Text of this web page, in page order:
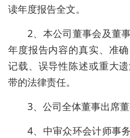
读年度报告全文。
2、本公司董事会及董
年度报告内容的真实、准
记载、误导性陈述或重大
带的法律责任。
3、公司全体董事出席董
4、中审众环会计师事